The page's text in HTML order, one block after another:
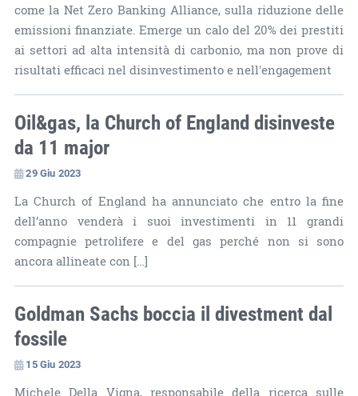
come la Net Zero Banking Alliance, sulla riduzione delle
emissioni finanziate. Emerge un calo del 20% dei prestiti
ai settori ad alta intensità di carbonio, ma non prove di
risultati efficaci nel disinvestimento e nell'engagement
Oil&gas, la Church of England disinveste
da 11 major
29 Giu 2023
La Church of England ha annunciato che entro la fine
dell’anno venderà i suoi investimenti in 11 grandi
compagnie petrolifere e del gas perché non si sono
ancora allineate con […]
Goldman Sachs boccia il divestment dal
fossile
15 Giu 2023
Michele Della Vigna, responsabile della ricerca sulle